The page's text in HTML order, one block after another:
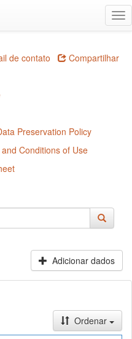
de contato Compartilhar
Preservation Policy
Conditions of Use
Adicionar dados
Ordenar